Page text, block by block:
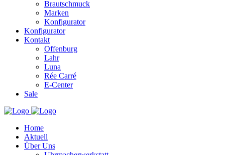
Brautschmuck
Marken
Konfigurator
Konfigurator
Kontakt
Offenburg
Lahr
Luna
Rée Carré
E-Center
Sale
Home
Aktuell
Über Uns